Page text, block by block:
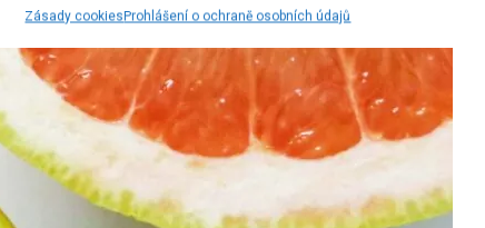
Zásady cookiesProhlášení o ochraně osobních údajů